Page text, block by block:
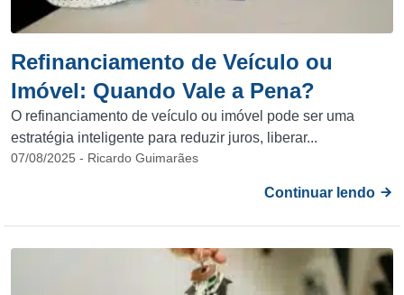
Refinanciamento de Veículo ou
Imóvel: Quando Vale a Pena?
O refinanciamento de veículo ou imóvel pode ser uma
estratégia inteligente para reduzir juros, liberar...
07/08/2025 - Ricardo Guimarães
Continuar lendo